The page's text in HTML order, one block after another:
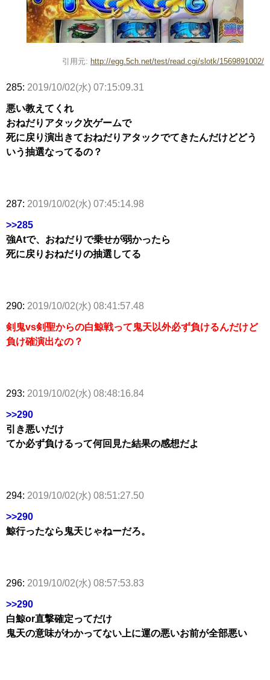
引用元: http://egg.5ch.net/test/read.cgi/slotk/1569891002/
285: 2019/10/02(水) 07:15:09.31
悪い教えてくれ
おねだりアタック次ゲームで
死に戻り演出きておねだりアタックでてきたんだけどどう
いう抽選なってるの？
287: 2019/10/02(水) 07:45:14.98
>>285
強Atで、おねだりで乗せが弱かったら
死に戻りおねだりの抽選してる
290: 2019/10/02(水) 08:41:57.48
剣鬼vs剣聖からの白鯨戦って鬼天以外必ず負けるんだけど
負け確演出なの？
293: 2019/10/02(水) 08:48:16.84
>>290
引き悪いだけ
てか必ず負けるって何回見た結果の感想だよ
294: 2019/10/02(水) 08:51:27.50
>>290
鯨行ったなら鬼天じゃねーだろ。
296: 2019/10/02(水) 08:57:53.83
>>290
白鯨or直撃確定ってだけ
鬼天の意味がわかってない上に運の悪いお前が全部悪い